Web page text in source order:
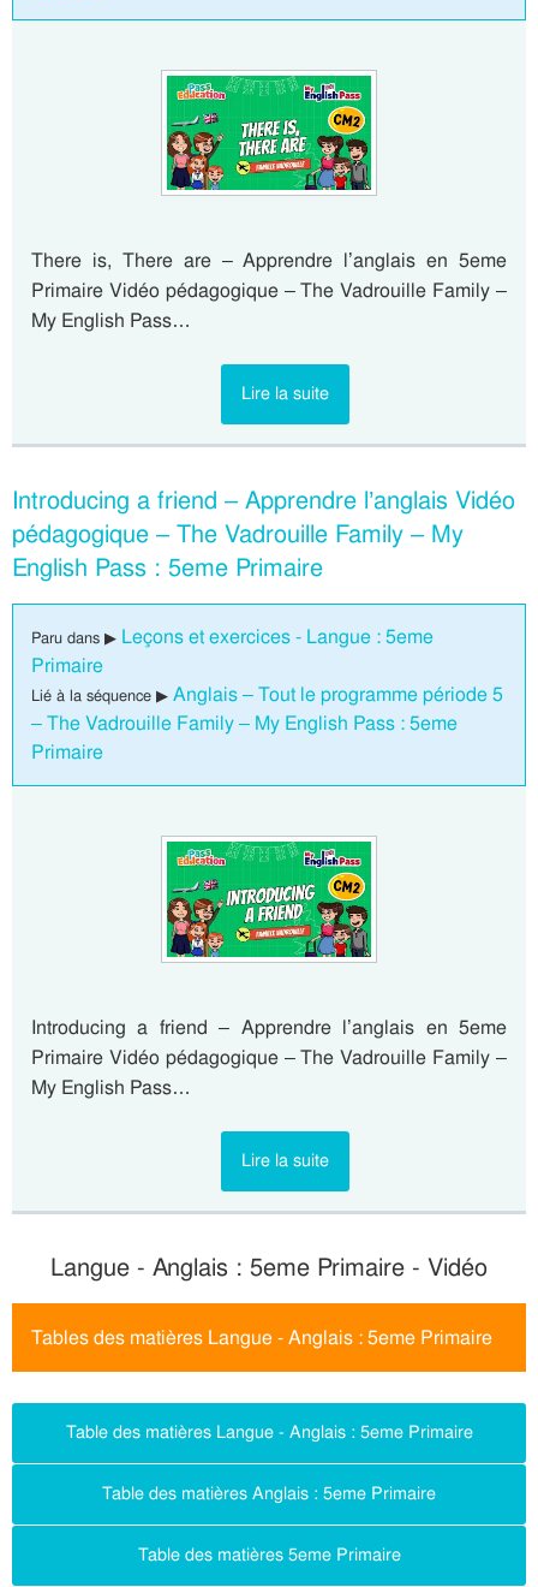
There is, There are – Apprendre l’anglais en 5eme
Primaire Vidéo pédagogique – The Vadrouille Family –
My English Pass…
Lire la suite
Introducing a friend – Apprendre l’anglais Vidéo
pédagogique – The Vadrouille Family – My
English Pass : 5eme Primaire
Paru dans ▶ Leçons et exercices - Langue : 5eme
Primaire
Lié à la séquence ▶ Anglais – Tout le programme période 5
– The Vadrouille Family – My English Pass : 5eme
Primaire
Introducing a friend – Apprendre l’anglais en 5eme
Primaire Vidéo pédagogique – The Vadrouille Family –
My English Pass…
Lire la suite
Langue - Anglais : 5eme Primaire - Vidéo
Tables des matières Langue - Anglais : 5eme Primaire
Table des matières Langue - Anglais : 5eme Primaire
Table des matières Anglais : 5eme Primaire
Table des matières 5eme Primaire